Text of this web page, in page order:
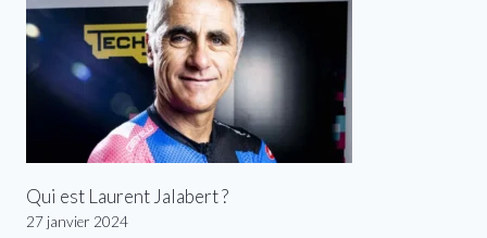
Qui est Laurent Jalabert ?
27 janvier 2024